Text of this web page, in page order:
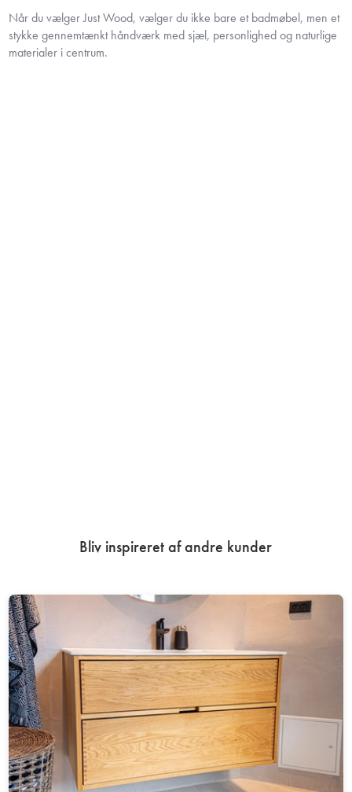
Når du vælger Just Wood, vælger du ikke bare et badmøbel, men et
stykke gennemtænkt håndværk med sjæl, personlighed og naturlige
materialer i centrum.
Bliv inspireret af andre kunder